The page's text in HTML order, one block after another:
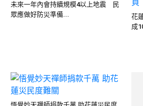
未來一年內會持續規模4以上地震 民
眾應做好防災準備...
花
成